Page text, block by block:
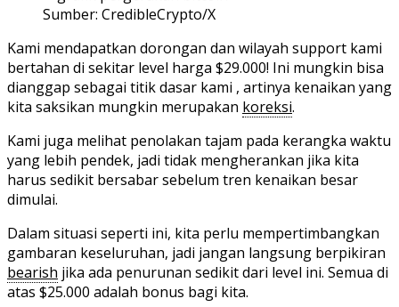
Sumber: CredibleCrypto/X
Kami mendapatkan dorongan dan wilayah support kami
bertahan di sekitar level harga $29.000! Ini mungkin bisa
dianggap sebagai titik dasar kami , artinya kenaikan yang
kita saksikan mungkin merupakan koreksi.
Kami juga melihat penolakan tajam pada kerangka waktu
yang lebih pendek, jadi tidak mengherankan jika kita
harus sedikit bersabar sebelum tren kenaikan besar
dimulai.
Dalam situasi seperti ini, kita perlu mempertimbangkan
gambaran keseluruhan, jadi jangan langsung berpikiran
bearish jika ada penurunan sedikit dari level ini. Semua di
atas $25.000 adalah bonus bagi kita.